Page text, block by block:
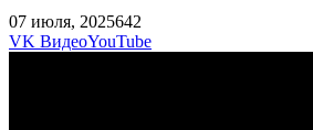
07 июля, 2025642
VK ВидеоYouTube